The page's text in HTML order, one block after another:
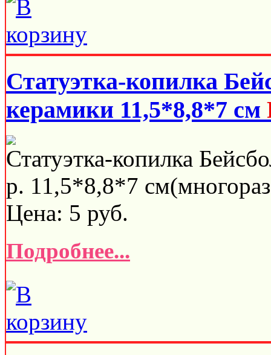
Статуэтка-копилка
керамики 11,5*8,8*7 см
Статуэтка-копилка
р. 11,5*8,8*7
Цена: 5 руб.
Подробнее...